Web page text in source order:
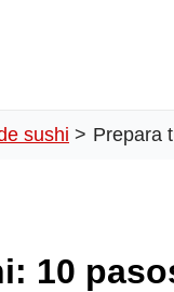
sushi Prepara
10